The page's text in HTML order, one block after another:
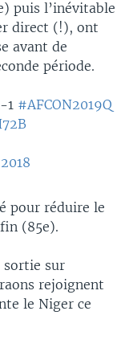
puis l’inévitable
direct (!), ont
avant de
période.
1 #AFCON2019Q
pour réduire le
(85e).
sortie sur
rejoignent
le Niger ce